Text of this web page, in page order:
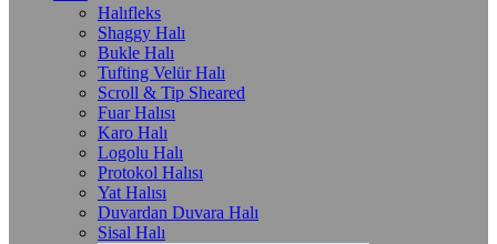
Halıfleks
Shaggy Halı
Bukle Halı
Tufting Velür Halı
Scroll & Tip Sheared
Fuar Halısı
Karo Halı
Logolu Halı
Protokol Halısı
Yat Halısı
Duvardan Duvara Halı
Sisal Halı